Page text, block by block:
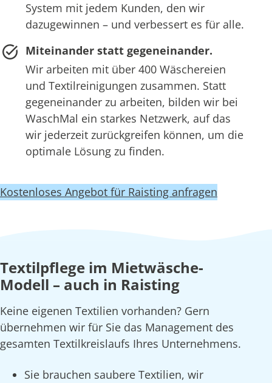
System mit jedem Kunden, den wir
dazugewinnen – und verbessert es für alle.
Miteinander statt gegeneinander.
Wir arbeiten mit über 400 Wäschereien
und Textilreinigungen zusammen. Statt
gegeneinander zu arbeiten, bilden wir bei
WaschMal ein starkes Netzwerk, auf das
wir jederzeit zurückgreifen können, um die
optimale Lösung zu finden.
Kostenloses Angebot für Raisting anfragen
Textilpflege im Mietwäsche-
Modell – auch in Raisting
Keine eigenen Textilien vorhanden? Gern
übernehmen wir für Sie das Management des
gesamten Textilkreislaufs Ihres Unternehmens.
Sie brauchen saubere Textilien, wir